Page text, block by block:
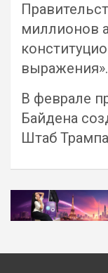
миллионов
выражения».
В феврале
Байдена
Штаб
Навигация
по